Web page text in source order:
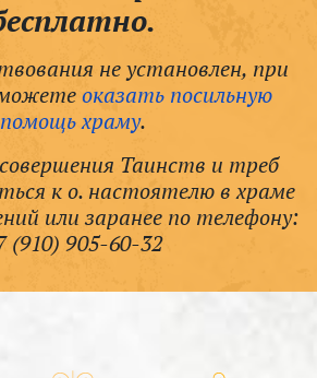
не установлен, при
оказать посильную
помощь храму.
Таинств и треб
к о. настоятелю в храме
или заранее по телефону:
(910) 905-60-32